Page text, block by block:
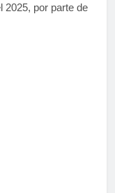
2025, por parte de